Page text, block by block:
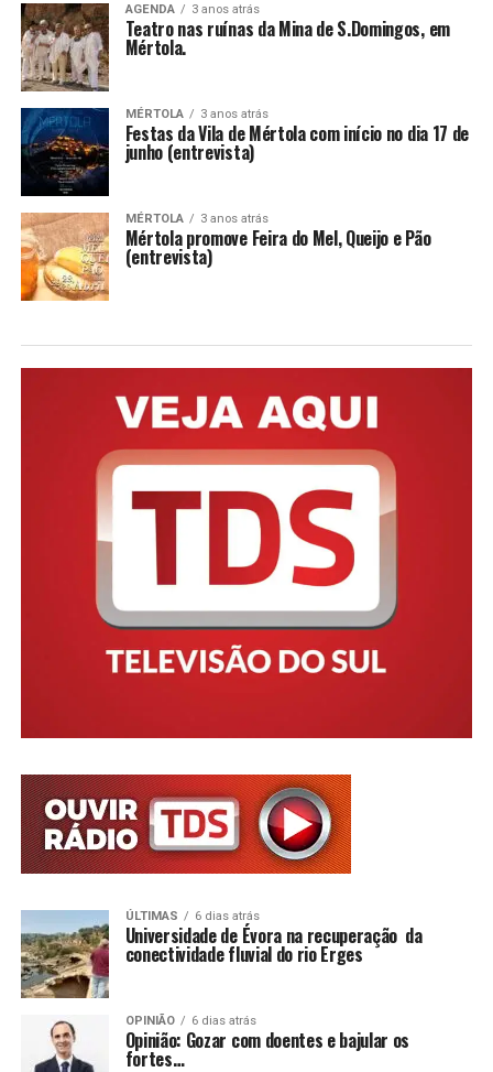
AGENDA 3 anos atrás
Teatro nas ruínas da Mina de S.Domingos, em
Mértola.
MÉRTOLA 3 anos atrás
Festas da Vila de Mértola com início no dia 17 de
junho (entrevista)
MÉRTOLA 3 anos atrás
Mértola promove Feira do Mel, Queijo e Pão
(entrevista)
ÚLTIMAS 6 dias atrás
Universidade de Évora na recuperação da
conectividade fluvial do rio Erges
OPINIÃO 6 dias atrás
Opinião: Gozar com doentes e bajular os
fortes…